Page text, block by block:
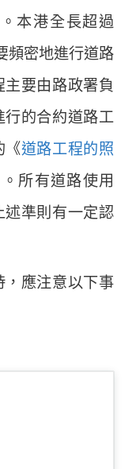
本港全長超過
頻密地進行道路
要由路政署負
的合約道路工
《道路工程的照
所有道路使用
準則有一定認
應注意以下事